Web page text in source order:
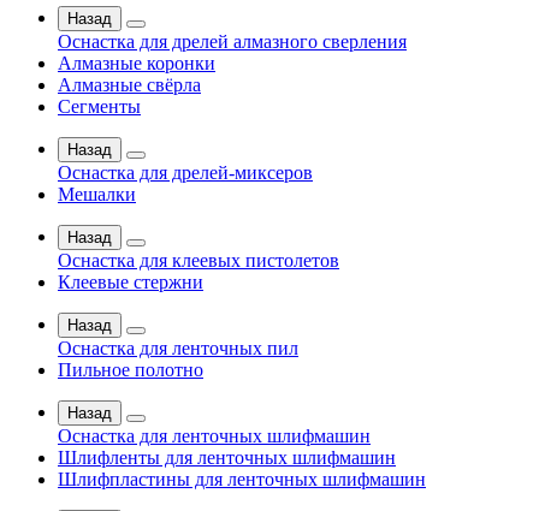
Назад
Оснастка для дрелей алмазного сверления
Алмазные коронки
Алмазные свёрла
Сегменты
Назад
Оснастка для дрелей-миксеров
Мешалки
Назад
Оснастка для клеевых пистолетов
Клеевые стержни
Назад
Оснастка для ленточных пил
Пильное полотно
Назад
Оснастка для ленточных шлифмашин
Шлифленты для ленточных шлифмашин
Шлифпластины для ленточных шлифмашин